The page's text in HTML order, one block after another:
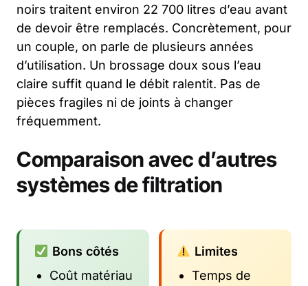
noirs traitent environ 22 700 litres d’eau avant
de devoir être remplacés. Concrètement, pour
un couple, on parle de plusieurs années
d’utilisation. Un brossage doux sous l’eau
claire suffit quand le débit ralentit. Pas de
pièces fragiles ni de joints à changer
fréquemment.
Comparaison avec d’autres
systèmes de filtration
Bons côtés
Coût matériau
Limites
Temps de